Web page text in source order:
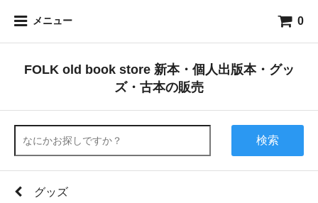
メニュー 0
FOLK old book store 新本・個人出版本・グッ
ズ・古本の販売
検索
グッズ